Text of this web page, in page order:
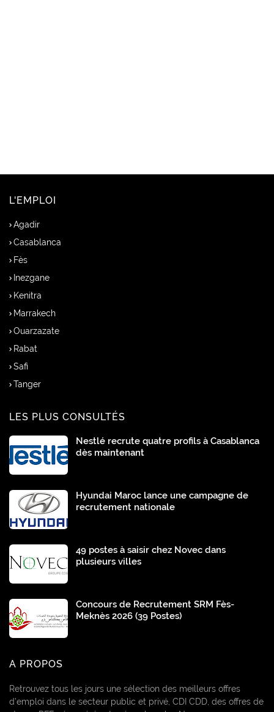
L'EMPLOI
Agadir
Casablanca
Fès
Inezgane
Kenitra
Marrakech
Ouarzazate
Rabat
Safi
Tanger
LES PLUS CONSULTÉS
Nestlé recrute quatre profils à Casablanca
dès maintenant
Hyundai Maroc lance une campagne de
recrutement nationale
49 postes à saisir chez Novec dans
plusieurs villes
Concours de Recrutement SRM Fès-
Meknès 2026 (39 Postes)
A PROPOS
Retrouvez tous les jours une sélection des meilleurs offres
d’emploi dans le secteur public et privé, CDI CDD, des offres de